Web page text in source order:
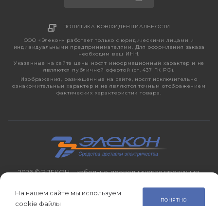
ПОЛИТИКА КОНФИДЕНЦИАЛЬНОСТИ
ООО «Элекон» работает только с юридическими лицами и
индивидуальными предпринимателями. Для оформления заказа
необходим ваш ИНН.
Указанные на сайте цены носят информационный характер и не
являются публичной офертой (ст. 437 ГК РФ).
Изображения, размещенные на сайте, носят исключительно
ознакомительный характер и не являются точным отображением
фактических характеристик товара.
2026 © ЭЛЕКОН – кабельно-проводниковая продукция,
На нашем сайте мы используем
cookie файлы
ПОНЯТНО